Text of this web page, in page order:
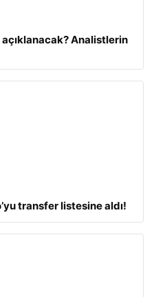
açıklanacak? Analistlerin
transfer listesine aldı!